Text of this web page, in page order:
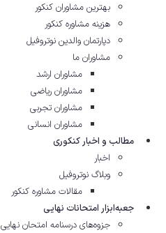
بهترین مشاوران کنکور
هزینه مشاوره کنکور
دپارتمان والدین نوتروفیل
مشاوران ما
مشاوران ارشد
مشاوران ریاضی
مشاوران تجربی
مشاوران انسانی
مطالب و اخبار کنکوری
اخبار
وبلاگ نوتروفیل
مقالات مشاوره‌ کنکور
جعبه‌ابزار امتحانات نهایی
جزوه‌های درسنامه امتحان نهایی